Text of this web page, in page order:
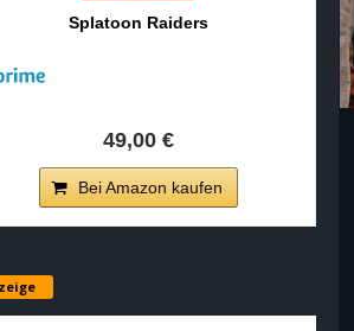
Splatoon Raiders
49,00 €
Bei Amazon kaufen